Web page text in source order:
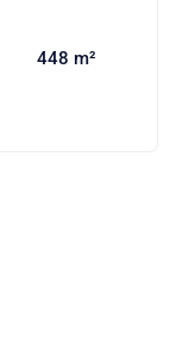
448 m²